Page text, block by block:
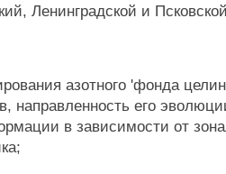
Ленинградской и
азотного 'фонда
направленность его
в зависимости от